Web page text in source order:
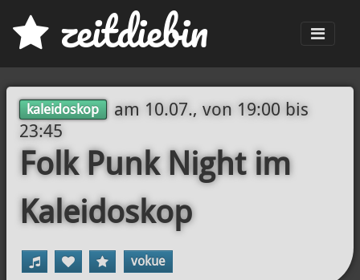
zeitdiebin
kaleidoskop am 10.07., von 19:00 bis
23:45
Folk Punk Night im
Kaleidoskop
vokue